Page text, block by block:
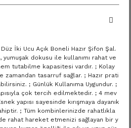
İki Ucu Açık Boneli Hazır Şifon Şal.
dokusu ile kullanımı rahat ve
tutabilme kapasitesi vardır. ; Kolay
zamandan tasarruf sağlar. ; Hazır prati
; Günlük Kullanıma Uygundur. ;
çok tercih edilmektedir. ; 4 mev
yapısı sayesinde kırışmaya dayanık
; Tüm kombinlerinizde rahatlıkla
rahat hareket etmenizi sağlayan bir y